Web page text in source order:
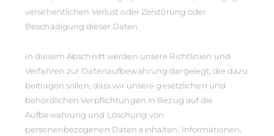
versehentlichen Verlust oder Zerstörung oder
Beschädigung dieser Daten.
In diesem Abschnitt werden unsere Richtlinien und
Verfahren zur Datenaufbewahrung dargelegt, die dazu
beitragen sollen, dass wir unsere gesetzlichen und
behördlichen Verpflichtungen in Bezug auf die
Aufbewahrung und Löschung von
personenbezogenen Daten einhalten. Informationen,